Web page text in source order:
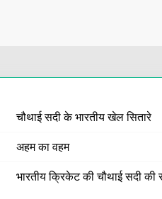
चौथाई सदी के भारतीय खेल सितारे
अहम का वहम
भारतीय क्रिकेट की चौथाई सदी की